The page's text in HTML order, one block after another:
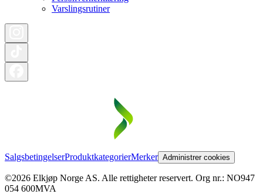
Varslingsrutiner
SalgsbetingelserProduktkategorierMerker Administrer cookies
©2026 Elkjøp Norge AS. Alle rettigheter reservert. Org nr.: NO947
054 600MVA